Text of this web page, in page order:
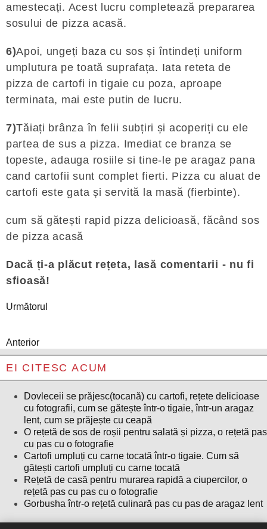
amestecați. Acest lucru completează prepararea
sosului de pizza acasă.
6)Apoi, ungeți baza cu sos și întindeți uniform
umplutura pe toată suprafața. Iata reteta de
pizza de cartofi in tigaie cu poza, aproape
terminata, mai este putin de lucru.
7)Tăiați brânza în felii subțiri și acoperiți cu ele
partea de sus a pizza. Imediat ce branza se
topeste, adauga rosiile si tine-le pe aragaz pana
cand cartofii sunt complet fierti. Pizza cu aluat de
cartofi este gata și servită la masă (fierbinte).
cum să gătești rapid pizza delicioasă, făcând sos
de pizza acasă
Dacă ți-a plăcut rețeta, lasă comentarii - nu fi
sfioasă!
Următorul
Anterior
EI CITESC ACUM
Dovleceii se prăjesc(tocană) cu cartofi, rețete delicioase
cu fotografii, cum se gătește într-o tigaie, într-un aragaz
lent, cum se prăjește cu ceapă
O rețetă de sos de roșii pentru salată și pizza, o rețetă pas
cu pas cu o fotografie
Cartofi umpluți cu carne tocată într-o tigaie. Cum să
gătești cartofi umpluți cu carne tocată
Rețetă de casă pentru murarea rapidă a ciupercilor, o
rețetă pas cu pas cu o fotografie
Gorbusha într-o rețetă culinară pas cu pas de aragaz lent